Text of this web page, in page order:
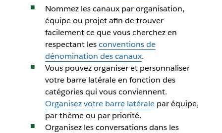
Nommez les canaux par organisation,
équipe ou projet afin de trouver
facilement ce que vous cherchez en
respectant lesconventions de
dénomination des canaux.
Vous pouvez organiser et personnaliser
votre barre latérale en fonction des
catégories qui vous conviennent.
Organisez votre barre latéralepar équipe,
par thème ou par priorité.
Organisez les conversations dans les